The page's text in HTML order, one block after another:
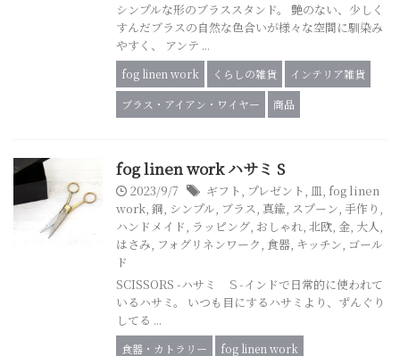
シンプルな形のブラススタンド。 艶のない、少しく
すんだブラスの自然な色合いが様々な空間に馴染み
やすく、 アンテ ...
fog linen work くらしの雑貨
インテリア雑貨
ブラス・アイアン・ワイヤー
商品
fog linen work ハサミ S
2023/9/7 ギフト, プレゼント, 皿, fog linen
work, 銅, シンプル, ブラス, 真鍮, スプーン, 手作り ,
ハンドメイド, ラッピング, おしゃれ, 北欧, 金, 大人,
はさみ, フォグリネンワーク, 食器, キッチン, ゴール
ド
SCISSORS -ハサミ Ｓ-インドで日常的に使われて
いるハサミ。 いつも目にするハサミより、ずんぐり
してる ...
食器・カトラリー
fog linen work